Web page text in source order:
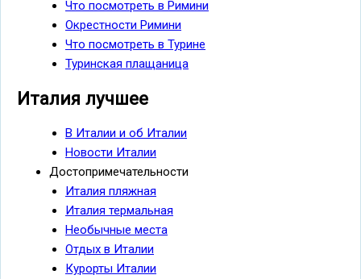
Что посмотреть в Римини
Окрестности Римини
Что посмотреть в Турине
Туринская плащаница
Италия лучшее
В Италии и об Италии
Новости Италии
Достопримечательности
Италия пляжная
Италия термальная
Необычные места
Отдых в Италии
Курорты Италии